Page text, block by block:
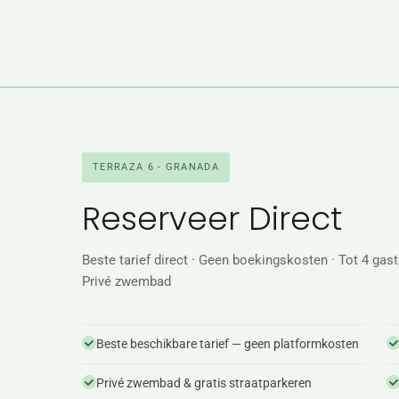
TERRAZA 6 - GRANADA
Reserveer Direct
Beste tarief direct · Geen boekingskosten · Tot 4
Privé zwembad
Beste beschikbare tarief — geen platformkosten
Privé zwembad & gratis straatparkeren